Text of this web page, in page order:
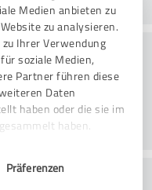
Medien anbieten zu
zu analysieren.
Ihrer Verwendung
soziale Medien,
Partner führen diese
Daten
haben oder die sie im
haben.
Präferenzen